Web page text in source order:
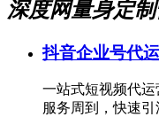
深度网量身定
抖音企业号代
一站式短视频代运
服务周到，快速